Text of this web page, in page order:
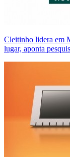
Cleitinho lidera em
lugar, aponta